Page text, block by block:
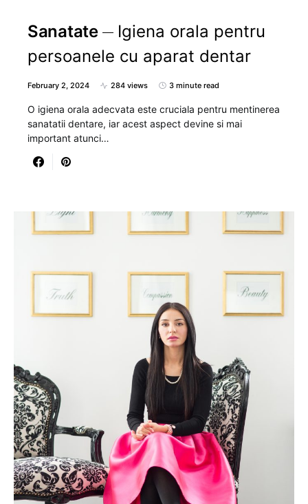
Sanatate
Igiena orala pentru
persoanele cu aparat dentar
February 2, 2024 284 views 3 minute read
O igiena orala adecvata este cruciala pentru mentinerea
sanatatii dentare, iar acest aspect devine si mai
important atunci…